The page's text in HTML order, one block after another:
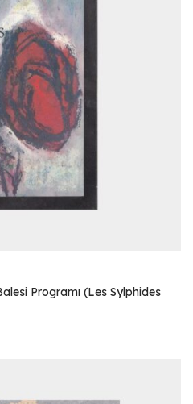
Programı (Les Sylphides